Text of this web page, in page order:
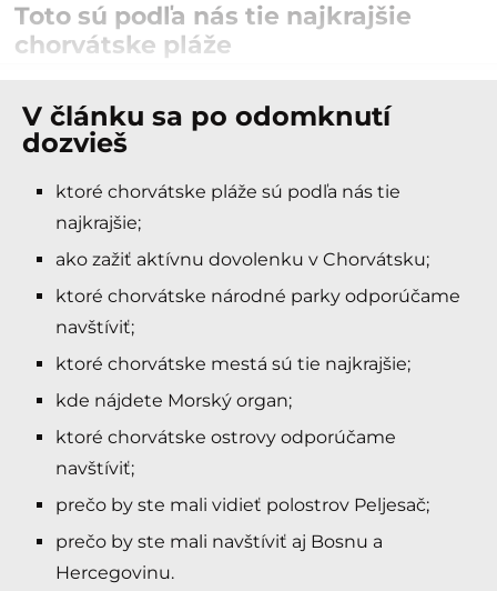
Toto sú podľa nás tie najkrajšie
chorvátske pláže
V článku sa po odomknutí
dozvieš
ktoré chorvátske pláže sú podľa nás tie
najkrajšie;
ako zažiť aktívnu dovolenku v Chorvátsku;
ktoré chorvátske národné parky odporúčame
navštíviť;
ktoré chorvátske mestá sú tie najkrajšie;
kde nájdete Morský organ;
ktoré chorvátske ostrovy odporúčame
navštíviť;
prečo by ste mali vidieť polostrov Peljesač;
prečo by ste mali navštíviť aj Bosnu a
Hercegovinu.